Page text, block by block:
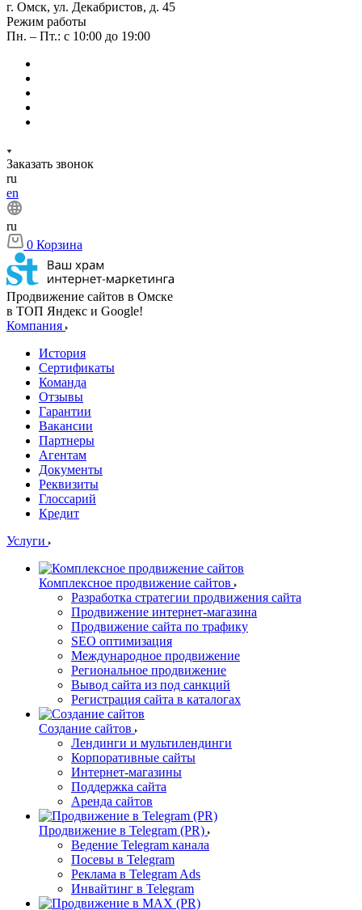
г. Омск, ул. Декабристов, д. 45
Режим работы
Пн. – Пт.: с 10:00 до 19:00
Заказать звонок
ru
en
ru
0 Корзина
Продвижение сайтов в Омске
в ТОП Яндекс и Google!
Компания
История
Сертификаты
Команда
Отзывы
Гарантии
Вакансии
Партнеры
Агентам
Документы
Реквизиты
Глоссарий
Кредит
Услуги
Комплексное продвижение сайтов
Разработка стратегии продвижения сайта
Продвижение интернет-магазина
Продвижение сайта по трафику
SEO оптимизация
Международное продвижение
Региональное продвижение
Вывод сайта из под санкций
Регистрация сайта в каталогах
Создание сайтов
Лендинги и мультилендинги
Корпоративные сайты
Интернет-магазины
Поддержка сайта
Аренда сайтов
Продвижение в Telegram (PR)
Ведение Telegram канала
Посевы в Telegram
Реклама в Telegram Ads
Инвайтинг в Telegram